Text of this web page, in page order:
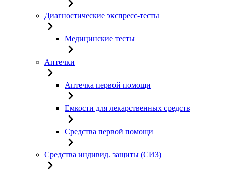
Диагностические экспресс-тесты
Медицинские тесты
Аптечки
Аптечка первой помощи
Емкости для лекарственных средств
Средства первой помощи
Средства индивид. защиты (СИЗ)